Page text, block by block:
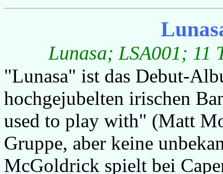
Lunasa; LSA001; 11
"Lunasa" ist das Debut-
hochgejubelten irischen
used to play with" (Matt
Gruppe, aber keine
McGoldrick spielt bei